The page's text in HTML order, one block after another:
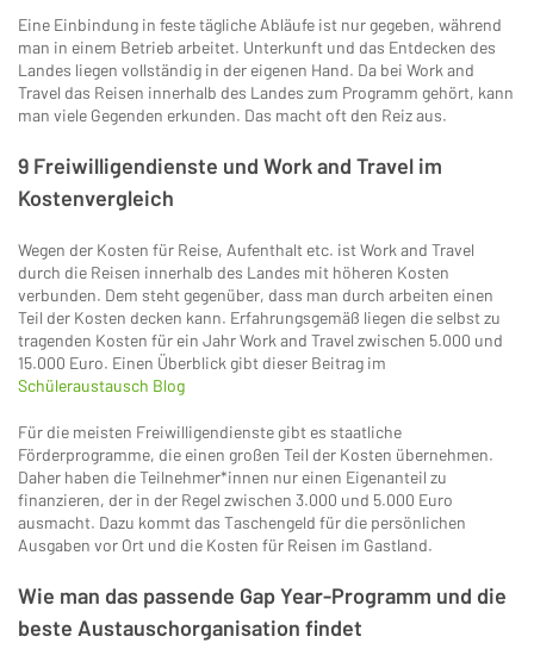
Eine Einbindung in feste tägliche Abläufe ist nur gegeben, während
man in einem Betrieb arbeitet. Unterkunft und das Entdecken des
Landes liegen vollständig in der eigenen Hand. Da bei Work and
Travel das Reisen innerhalb des Landes zum Programm gehört, kann
man viele Gegenden erkunden. Das macht oft den Reiz aus.
9 Freiwilligendienste und Work and Travel im
Kostenvergleich
Wegen der Kosten für Reise, Aufenthalt etc. ist Work and Travel
durch die Reisen innerhalb des Landes mit höheren Kosten
verbunden. Dem steht gegenüber, dass man durch arbeiten einen
Teil der Kosten decken kann. Erfahrungsgemäß liegen die selbst zu
tragenden Kosten für ein Jahr Work and Travel zwischen 5.000 und
15.000 Euro. Einen Überblick gibt dieser Beitrag im
Schüleraustausch Blog
Für die meisten Freiwilligendienste gibt es staatliche
Förderprogramme, die einen großen Teil der Kosten übernehmen.
Daher haben die Teilnehmer*innen nur einen Eigenanteil zu
finanzieren, der in der Regel zwischen 3.000 und 5.000 Euro
ausmacht. Dazu kommt das Taschengeld für die persönlichen
Ausgaben vor Ort und die Kosten für Reisen im Gastland.
Wie man das passende Gap Year-Programm und die
beste Austauschorganisation findet